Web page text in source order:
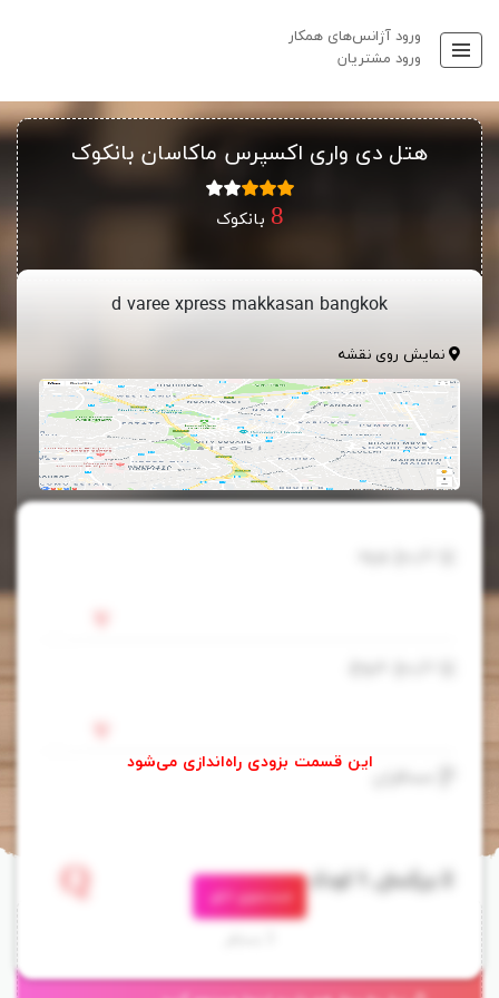
ورود آژانس‌های همکار
ورود مشتریان
هتل دی واری اکسپرس ماکاسان بانکوک
بانکوک
d varee xpress makkasan bangkok
نمایش روی نقشه
جستجوی اتاق
Bangkok
، در فاصله 5 دقیقه ای از فرودگاه ماکاسان و ایستگاه پتچاباری